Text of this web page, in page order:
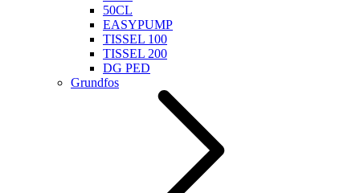
50CL
EASYPUMP
TISSEL 100
TISSEL 200
DG PED
Grundfos